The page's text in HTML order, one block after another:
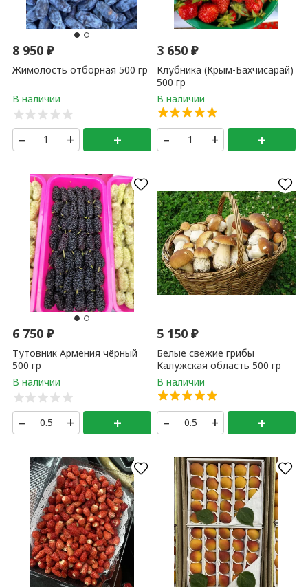
8 950₽
Жимолость отборная 500 гр
– + +
3 650₽
Клубника (Крым-Бахчисарай)
500 гр
– + +
6 750₽
Тутовник Армения чёрный
500 гр
– + +
5 150₽
Белые свежие грибы
Калужская область 500 гр
– + +